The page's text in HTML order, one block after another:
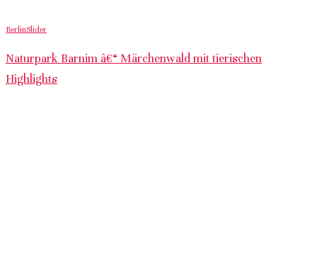
BerlinSlider
Naturpark Barnim â€“ Märchenwald mit tierischen
Highlights